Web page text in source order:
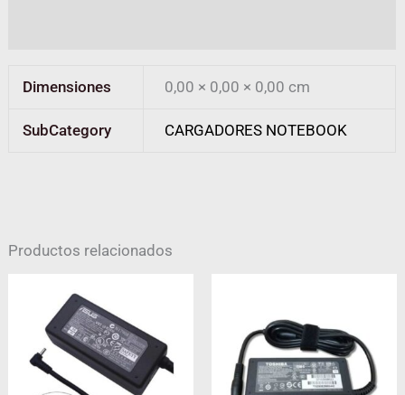
Dimensiones 0,00 × 0,00 × 0,00 cm
SubCategory CARGADORES NOTEBOOK
Productos relacionados